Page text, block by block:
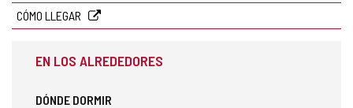
CÓMO LLEGAR
EN LOS ALREDEDORES
DÓNDE DORMIR